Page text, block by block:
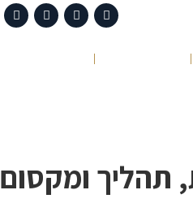
תהליך ומקסום